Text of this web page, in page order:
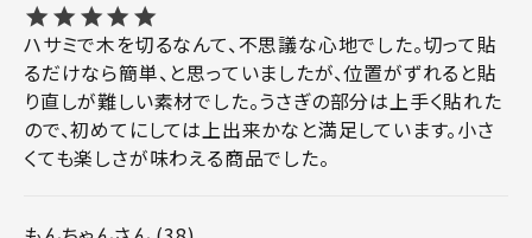
ハサミで木を切るなんて、不思議な心地でした。切って貼
るだけなら簡単、と思っていましたが、位置がずれると貼
り直しが難しい素材でした。うさぎの部分は上手く貼れた
ので、初めてにしては上出来かなと満足しています。小さ
くても楽しさが味わえる商品でした。